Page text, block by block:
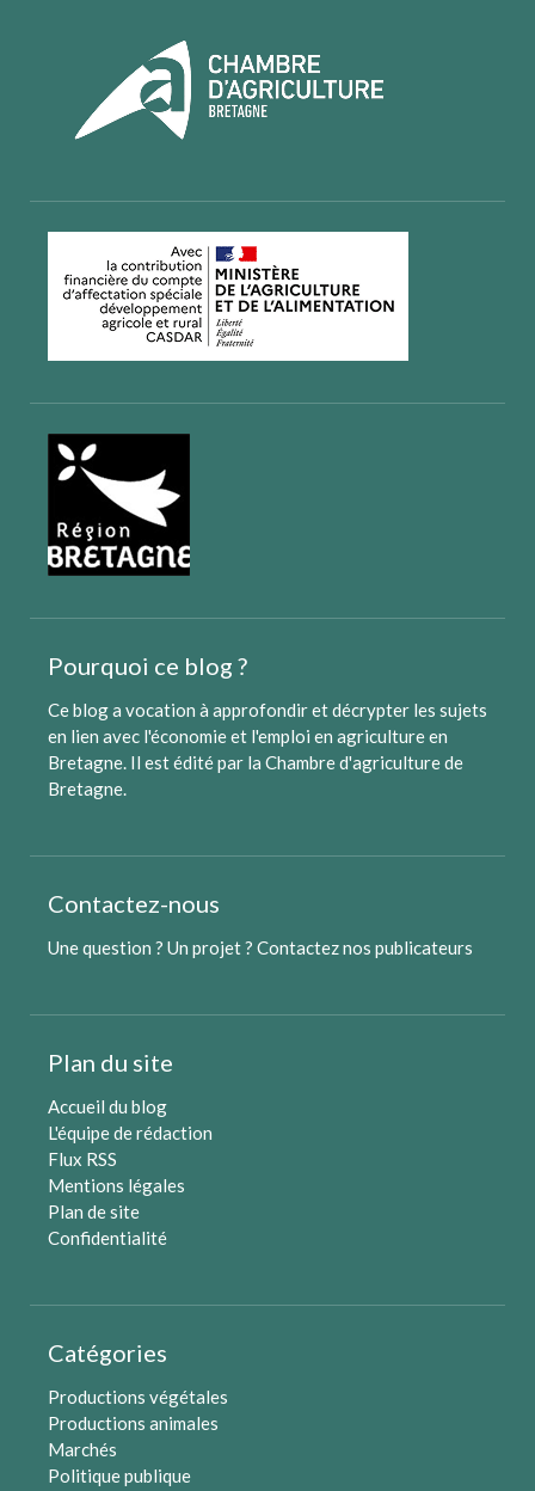
Pourquoi ce blog ?
Ce blog a vocation à approfondir et décrypter les sujets
en lien avec l'économie et l'emploi en agriculture en
Bretagne. Il est édité par la Chambre d'agriculture de
Bretagne.
Contactez-nous
Une question ? Un projet ? Contactez nos publicateurs
Plan du site
Accueil du blog
L'équipe de rédaction
Flux RSS
Mentions légales
Plan de site
Confidentialité
Catégories
Productions végétales
Productions animales
Marchés
Politique publique